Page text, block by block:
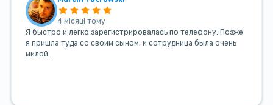
4 місяці тому
Я быстро и легко зарегистрировалась по телефону. Позже
я пришла туда со своим сыном, и сотрудница была очень
милой.